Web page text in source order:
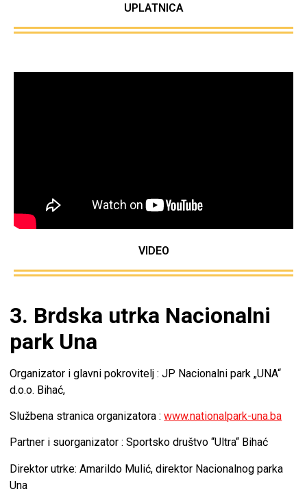
UPLATNICA
VIDEO
3. Brdska utrka Nacionalni
park Una
Organizator i glavni pokrovitelj : JP Nacionalni park „UNA“
d.o.o. Bihać,
Službena stranica organizatora :www.nationalpark-una.ba
Partner i suorganizator : Sportsko društvo “Ultra“ Bihać
Direktor utrke: Amarildo Mulić, direktor Nacionalnog parka
Una